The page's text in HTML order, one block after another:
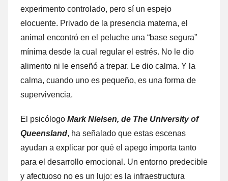
experimento controlado, pero sí un espejo
elocuente. Privado de la presencia materna, el
animal encontró en el peluche una “base segura”
mínima desde la cual regular el estrés. No le dio
alimento ni le enseñó a trepar. Le dio calma. Y la
calma, cuando uno es pequeño, es una forma de
supervivencia.
El psicólogo Mark Nielsen, de The University of
Queensland, ha señalado que estas escenas
ayudan a explicar por qué el apego importa tanto
para el desarrollo emocional. Un entorno predecible
y afectuoso no es un lujo: es la infraestructura